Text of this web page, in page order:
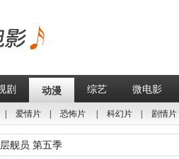
剧 动漫 综艺 微电影
| 爱情片 | 恐怖片 | 科幻片 | 剧情片
舰员 第五季